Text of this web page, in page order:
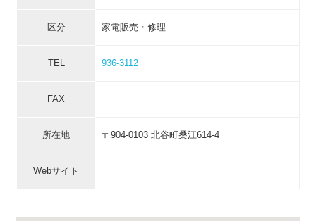
区分 家電販売・修理
TEL 936-3112
FAX
所在地 〒904-0103 北谷町桑江614-4
Webサイト